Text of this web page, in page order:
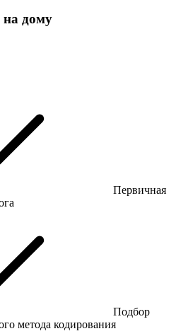
на дому
Первичная
Подбор
метода кодирования